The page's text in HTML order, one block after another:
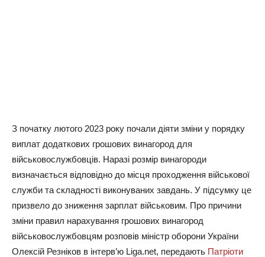
З початку лютого 2023 року почали діяти зміни у порядку
виплат додаткових грошових винагород для
військовослужбовців. Наразі розмір винагороди
визначається відповідно до місця проходження військової
служби та складності виконуваних завдань. У підсумку це
призвело до зниження зарплат військовим. Про причини
зміни правил нарахування грошових винагород
військовослужбовцям розповів міністр оборони України
Олексій Резніков в інтерв’ю Liga.net, передають Патріоти